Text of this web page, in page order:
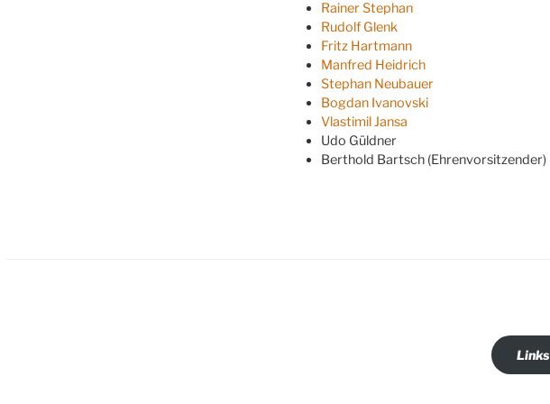
Rainer Stephan
Rudolf Glenk
Fritz Hartmann
Manfred Heidrich
Stephan Neubauer
Bogdan Ivanovski
Vlastimil Jansa
Udo Güldner
Berthold Bartsch (Ehrenvorsitzender)
Links